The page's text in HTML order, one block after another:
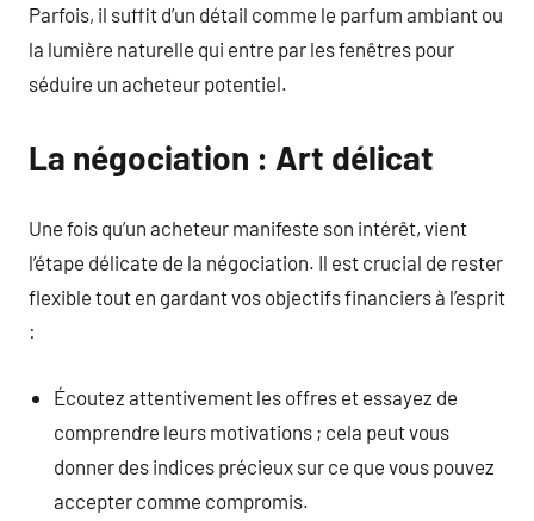
Parfois, il suffit d’un détail comme le parfum ambiant ou
la lumière naturelle qui entre par les fenêtres pour
séduire un acheteur potentiel.
La négociation : Art délicat
Une fois qu’un acheteur manifeste son intérêt, vient
l’étape délicate de la négociation. Il est crucial de rester
flexible tout en gardant vos objectifs financiers à l’esprit
:
Écoutez attentivement les offres et essayez de
comprendre leurs motivations ; cela peut vous
donner des indices précieux sur ce que vous pouvez
accepter comme compromis.